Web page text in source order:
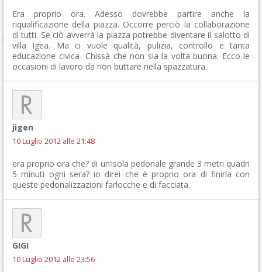
Era proprio ora. Adesso dovrebbe partire anche la
riqualificazione della piazza. Occorre perciò la collaborazione
di tutti. Se ciò avverrà la piazza potrebbe diventare il salotto di
villa Igea. Ma ci vuole qualità, pulizia, controllo e tanta
educazione civica- Chissà che non sia la volta buona. Ecco le
occasioni di lavoro da non buttare nella spazzatura.
jigen
10 Luglio 2012 alle 21:48
era proprio ora che? di un’isola pedonale grande 3 metri quadri
5 minuti ogni sera? io direi che è proprio ora di finirla con
queste pedonalizzazioni farlocche e di facciata.
GIGI
10 Luglio 2012 alle 23:56